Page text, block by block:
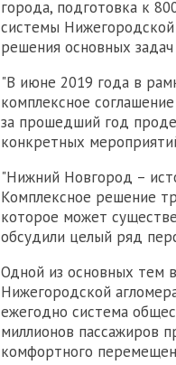
города, подготовка к
системы
решения основных
"В июне 2019 года в
комплексное
за прошедший год
конкретных
"Нижний Новгород –
Комплексное решение
которое может
обсудили целый ряд
Одной из основных тем
Нижегородской
ежегодно система
миллионов пассажиров
комфортного